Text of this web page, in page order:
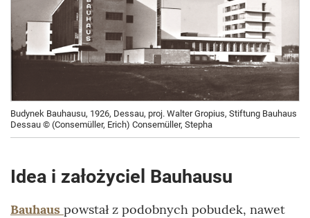
Budynek Bauhausu, 1926, Dessau, proj. Walter Gropius, Stiftung Bauhaus
Dessau © (Consemüller, Erich) Consemüller, Stepha
Idea i założyciel Bauhausu
Bauhaus powstał z podobnych pobudek, nawet